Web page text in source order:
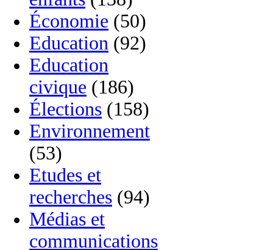
Économie (50)
Education (92)
Education
civique (186)
Élections (158)
Environnement
(53)
Etudes et
recherches (94)
Médias et
communications